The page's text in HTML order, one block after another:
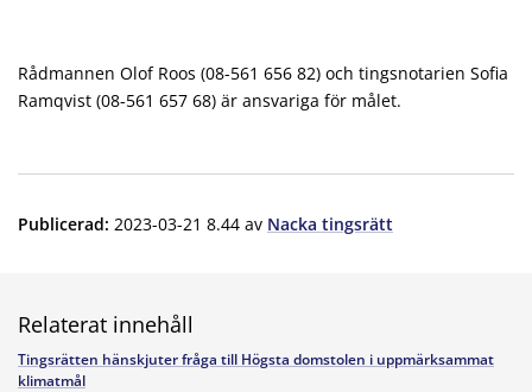
Rådmannen Olof Roos (08-561 656 82) och tingsnotarien Sofia
Ramqvist (08-561 657 68) är ansvariga för målet.
Publicerad: 2023-03-21 8.44 av Nacka tingsrätt
Relaterat innehåll
Tingsrätten hänskjuter fråga till Högsta domstolen i uppmärksammat
klimatmål